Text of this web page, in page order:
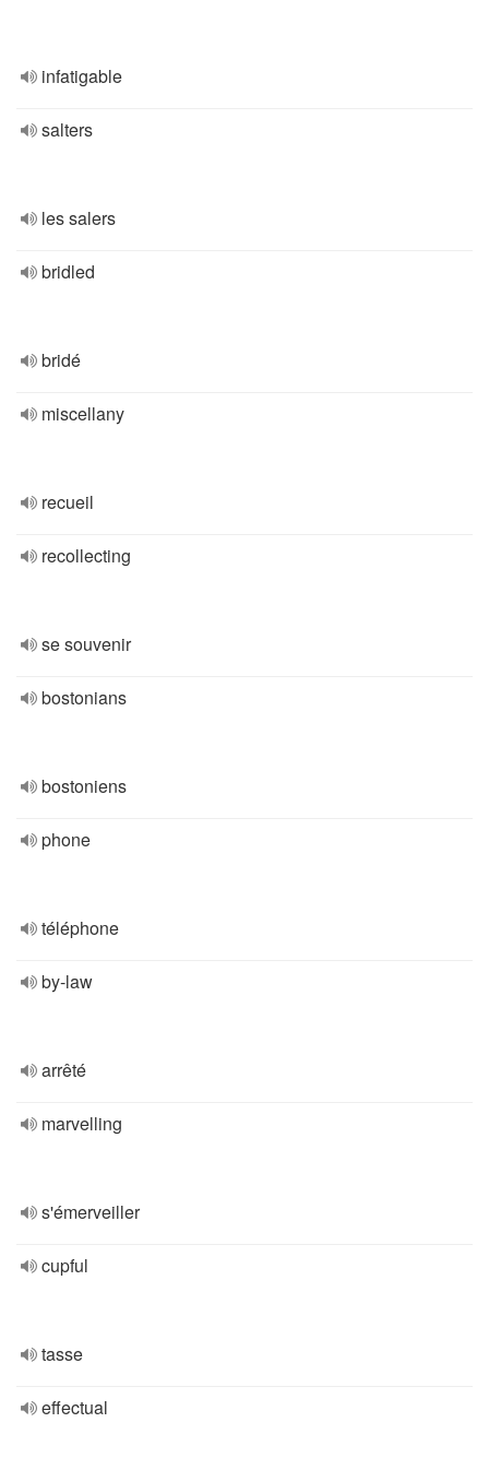
infatigable
salters
les salers
bridled
bridé
miscellany
recueil
recollecting
se souvenir
bostonians
bostoniens
phone
téléphone
by-law
arrêté
marvelling
s'émerveiller
cupful
tasse
effectual